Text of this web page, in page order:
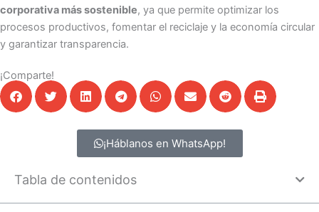
corporativa más sostenible, ya que permite optimizar los
procesos productivos, fomentar el reciclaje y la economía circular
y garantizar transparencia.
¡Comparte!
¡Háblanos en WhatsApp!
Tabla de contenidos